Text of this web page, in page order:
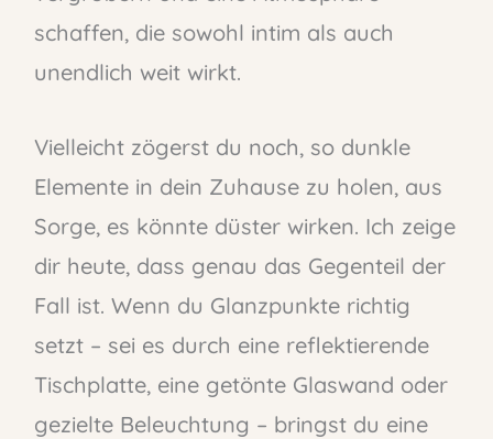
schaffen, die sowohl intim als auch
unendlich weit wirkt.
Vielleicht zögerst du noch, so dunkle
Elemente in dein Zuhause zu holen, aus
Sorge, es könnte düster wirken. Ich zeige
dir heute, dass genau das Gegenteil der
Fall ist. Wenn du Glanzpunkte richtig
setzt – sei es durch eine reflektierende
Tischplatte, eine getönte Glaswand oder
gezielte Beleuchtung – bringst du eine